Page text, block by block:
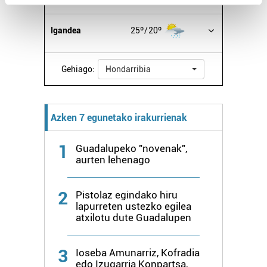
and set your preferences in the details section
Guk eta gure bazkideek zure datu pertsonalak
prozesatzen ditugu, zure IP zenbakia, besteak beste,
teknologia erabiliz, cookieak adibidez, iragarki eta eduki
neurtzeko, jendeari buruzko informazioa biltzeko eta
produktuak garatzeko. Zure datuak nork eta zertarako
Bazkide batzuek ez dizute baimenik eskatzen, eta beren
bazkideen zerrenda, beren ustez zein helburutarako
duten interes legitimoa eta horren aurka nola egin
Lortu zure datu pertsonalak prozesatzeko moduari
Igandea 25º 20º
Gehiago: Hondarribia
Azken 7 egunetako irakurrienak
1
Guadalupeko "novenak",
aurten lehenago
2
Pistolaz egindako hiru
lapurreten ustezko egilea
atxilotu dute Guadalupen
3
Ioseba Amunarriz, Kofradia
edo Izugarria Konpartsa,